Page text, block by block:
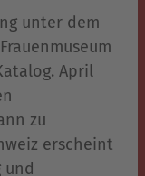
unter dem
April
zu
erscheint
und